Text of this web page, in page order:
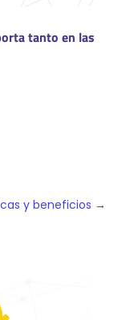
tanto en las
y beneficios →